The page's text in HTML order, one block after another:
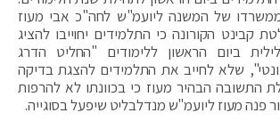
של המשנה ליועמ"ש לחה"כ אבי מעוז
קבינט הקורונה כי התלמידים יחוייבו להציג
ביום הראשון ללימודים "החליט הדרג
שלא לחייב את התלמידים להצגת בדיקה
התשובה הבהיר מעוז כי בכוונתו לא להרפות
פנה מעוז ליועמ"ש מנדלבליט שיפעל בסוגייה.